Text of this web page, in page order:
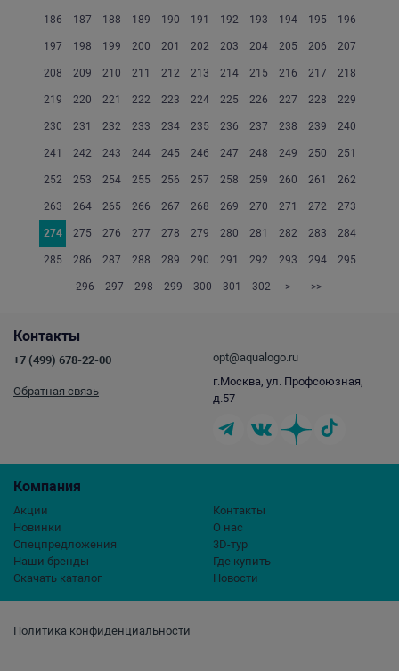
186 187 188 189 190 191 192 193 194 195 196
197 198 199 200 201 202 203 204 205 206 207
208 209 210 211 212 213 214 215 216 217 218
219 220 221 222 223 224 225 226 227 228 229
230 231 232 233 234 235 236 237 238 239 240
241 242 243 244 245 246 247 248 249 250 251
252 253 254 255 256 257 258 259 260 261 262
263 264 265 266 267 268 269 270 271 272 273
274 275 276 277 278 279 280 281 282 283 284
285 286 287 288 289 290 291 292 293 294 295
296 297 298 299 300 301 302 > >>
Политика конфиденциальности
Компания
Акции
Новинки
Спецпредложения
Наши бренды
Скачать каталог
Контакты
О нас
3D-тур
Где купить
Новости
Контакты
+7 (499) 678-22-00
Обратная связь
opt@aqualogo.ru
г.Москва, ул. Профсоюзная,
д.57